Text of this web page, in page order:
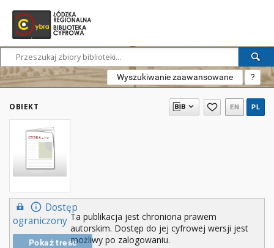
Wyszukiwanie zaawansowane ?
OBIEKT EN PL
Dostęp
ograniczony
Pokaż treść
Ta publikacja jest chroniona prawem
autorskim. Dostęp do jej cyfrowej wersji jest
możliwy po zalogowaniu.